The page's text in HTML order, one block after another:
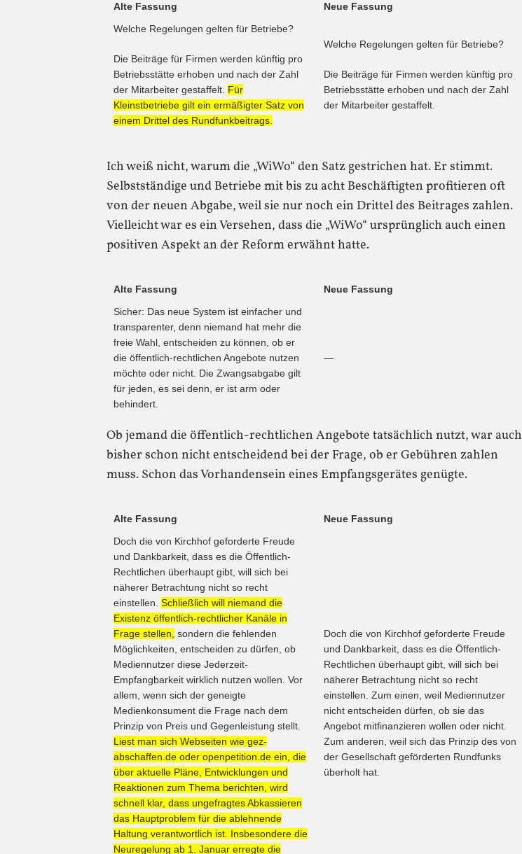
Alte Fassung
Neue Fassung
Welche Regelungen gelten für Betriebe?
Die Beiträge für Firmen werden künftig pro
Betriebsstätte erhoben und nach der Zahl
der Mitarbeiter gestaffelt. Für
Kleinstbetriebe gilt ein ermäßigter Satz von
einem Drittel des Rundfunkbeitrags.
Welche Regelungen gelten für Betriebe?
Die Beiträge für Firmen werden künftig pro
Betriebsstätte erhoben und nach der Zahl
der Mitarbeiter gestaffelt.
Ich weiß nicht, warum die „WiWo“ den Satz gestrichen hat. Er stimmt.
Selbstständige und Betriebe mit bis zu acht Beschäftigten profitieren oft
von der neuen Abgabe, weil sie nur noch ein Drittel des Beitrages zahlen.
Vielleicht war es ein Versehen, dass die „WiWo“ ursprünglich auch einen
positiven Aspekt an der Reform erwähnt hatte.
Alte Fassung
Neue Fassung
Sicher: Das neue System ist einfacher und
transparenter, denn niemand hat mehr die
freie Wahl, entscheiden zu können, ob er
die öffentlich-rechtlichen Angebote nutzen
möchte oder nicht. Die Zwangsabgabe gilt
für jeden, es sei denn, er ist arm oder
behindert.
—
Ob jemand die öffentlich-rechtlichen Angebote tatsächlich nutzt, war auch
bisher schon nicht entscheidend bei der Frage, ob er Gebühren zahlen
muss. Schon das Vorhandensein eines Empfangsgerätes genügte.
Alte Fassung
Neue Fassung
Doch die von Kirchhof geforderte Freude
und Dankbarkeit, dass es die Öffentlich-
Rechtlichen überhaupt gibt, will sich bei
näherer Betrachtung nicht so recht
einstellen. Schließlich will niemand die
Existenz öffentlich-rechtlicher Kanäle in
Frage stellen, sondern die fehlenden
Möglichkeiten, entscheiden zu dürfen, ob
Mediennutzer diese Jederzeit-
Empfangbarkeit wirklich nutzen wollen. Vor
allem, wenn sich der geneigte
Medienkonsument die Frage nach dem
Prinzip von Preis und Gegenleistung stellt.
Liest man sich Webseiten wie gez-
abschaffen.de oder openpetition.de ein, die
über aktuelle Pläne, Entwicklungen und
Reaktionen zum Thema berichten, wird
schnell klar, dass ungefragtes Abkassieren
das Hauptproblem für die ablehnende
Haltung verantwortlich ist. Insbesondere die
Neuregelung ab 1. Januar erregte die
Doch die von Kirchhof geforderte Freude
und Dankbarkeit, dass es die Öffentlich-
Rechtlichen überhaupt gibt, will sich bei
näherer Betrachtung nicht so recht
einstellen. Zum einen, weil Mediennutzer
nicht entscheiden dürfen, ob sie das
Angebot mitfinanzieren wollen oder nicht.
Zum anderen, weil sich das Prinzip des von
der Gesellschaft geförderten Rundfunks
überholt hat.